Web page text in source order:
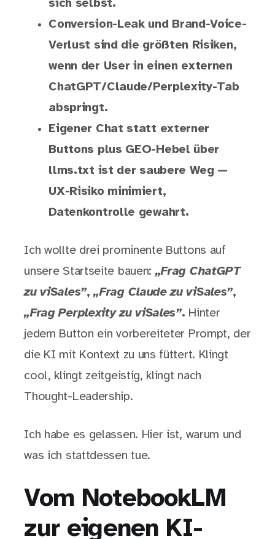
sich selbst.
Conversion-Leak und Brand-Voice-
Verlust sind die größten Risiken,
wenn der User in einen externen
ChatGPT/Claude/Perplexity-Tab
abspringt.
Eigener Chat statt externer
Buttons plus GEO-Hebel über
llms.txt ist der saubere Weg —
UX-Risiko minimiert,
Datenkontrolle gewahrt.
Ich wollte drei prominente Buttons auf
unsere Startseite bauen:„Frag ChatGPT
zu viSales”,„Frag Claude zu viSales”,
„Frag Perplexity zu viSales”. Hinter
jedem Button ein vorbereiteter Prompt, der
die KI mit Kontext zu uns füttert. Klingt
cool, klingt zeitgeistig, klingt nach
Thought-Leadership.
Ich habe es gelassen. Hier ist, warum und
was ich stattdessen tue.
Vom NotebookLM
zur eigenen KI-